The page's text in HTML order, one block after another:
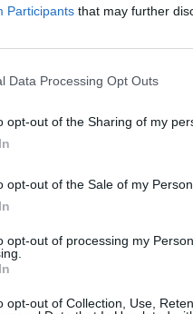
Participants that may further
Data Processing Opt Outs
opt-out of the Sharing of my
opt-out of the Sale of my
opt-out of processing my
opt-out of Collection, Use,
egységét támadás
bevetését „extrém
esetben” atomfegyverrel
rendelkezik
portfolio.hu
cikkarchívum